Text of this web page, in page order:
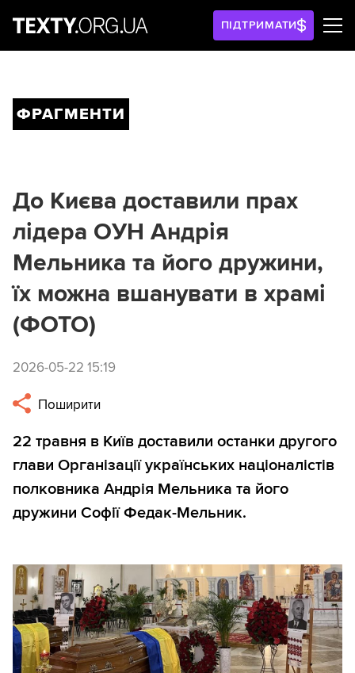
ПІДТРИМАТИ
ФРАГМЕНТИ
До Києва доставили прах
лідера ОУН Андрія
Мельника та його дружини,
їх можна вшанувати в храмі
(ФОТО)
2026-05-22 15:19
Поширити
22 травня в Київ доставили останки другого
глави Організації українських націоналістів
полковника Андрія Мельника та його
дружини Софії Федак-Мельник.